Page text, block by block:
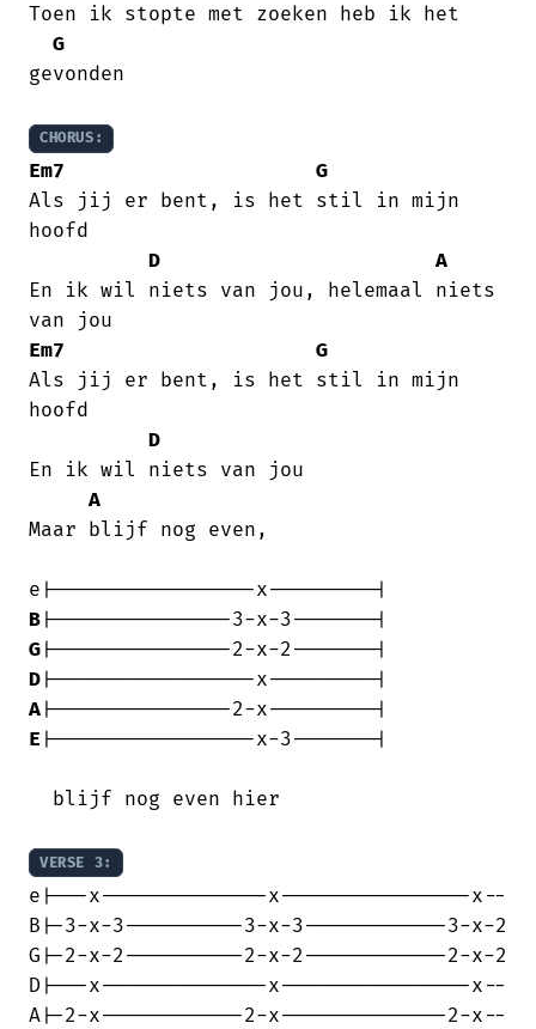
Toen ik stopte met zoeken heb ik het
G
gevonden
CHORUS:
Em7
G
Als jij er bent, is het stil in mijn
hoofd
D
A
En ik wil niets van jou, helemaal niets
Em7
G
Als jij er bent, is het stil in mijn
hoofd
D
En ik wil niets van jou
A
Maar blijf nog even,
B
G
D
A
E |-----------------x-3-------|
VERSE 3:
e|---x--------------x----------------x--
B|-3-x-3----------3-x-3------------3-x-2
G|-2-x-2----------2-x-2------------2-x-2
D|---x--------------x----------------x--
A|-2-x------------2-x--------------2-x--